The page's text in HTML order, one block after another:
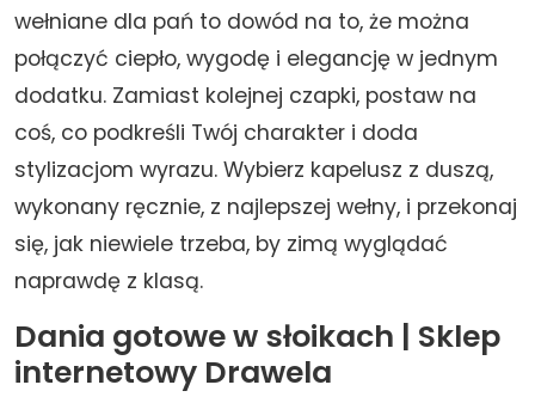
wełniane dla pań to dowód na to, że można
połączyć ciepło, wygodę i elegancję w jednym
dodatku. Zamiast kolejnej czapki, postaw na
coś, co podkreśli Twój charakter i doda
stylizacjom wyrazu. Wybierz kapelusz z duszą,
wykonany ręcznie, z najlepszej wełny, i przekonaj
się, jak niewiele trzeba, by zimą wyglądać
naprawdę z klasą.
Dania gotowe w słoikach | Sklep
internetowy Drawela